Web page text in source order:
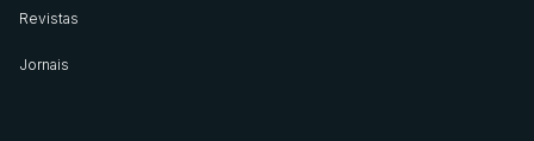
Revistas
Jornais